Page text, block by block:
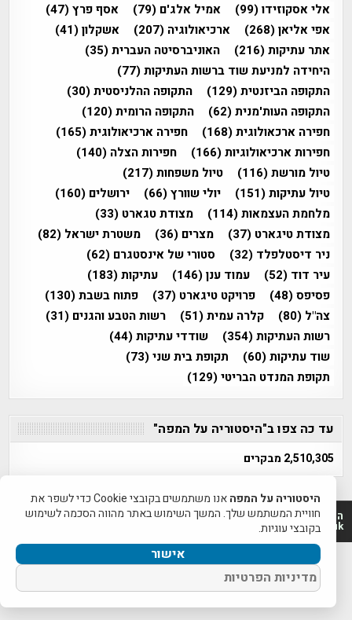
אלי אסקוזידו(99) אמיל אלג'ם (79) אסף פרץ(47)
אפי אליאן(268) ארכיאולוגיה (207) אשקלון(41)
אתר עתיקות(216) האוניברסיטה העברית(35)
היחידה למניעת שוד ברשות העתיקות(77)
התקופה הביזנטית(129) התקופה ההלניסטית(30)
התקופה העות'מנית(62) התקופה הרומית(120)
חפירה ארכאולוגית(168) חפירה ארכיאולוגית(165)
חפירות ארכיאולוגיות(166) חפירות הצלה (140)
טיול מורשת(116) טיול משפחות(217)
טיול עתיקות(151) יולי שוורץ(66) ירושלים (160)
מלחמת העצמאות(114) מצודת טגארט (33)
מצודת טיגארט (37) מצרים (36) משטרת ישראל (82)
ניר דיסטלפלד (32) סטורי של אינסטגרם (62)
עיר דוד (52) עמוד ענן(146) עתיקות(183)
פסיפס(48) פרויקט טיגארט (37) פתוח בשבת(130)
צה"ל (80) קלרה עמית(51) רשות הטבע והגנים (31)
רשות העתיקות(354) שודדי עתיקות(44)
שוד עתיקות(60) תקופת בית שני(73)
תקופת המנדט הבריטי(129)
עד כה צפו ב"היסטוריה על המפה"
2,510,305 מבקרים
היסטוריה על המפה 2011-2026 | פרוייקט טיגארט 2012-2026|
www.mapah.co.il | www.tegart.uk
היסטוריה על המפה
אנו משתמשים בקובצי Cookie כדי לשפר את
חוויית המשתמש שלך. המשך השימוש באתר מהווה הסכמה לשימוש
בקובצי עוגיות.
אישור
מדיניות הפרטיות